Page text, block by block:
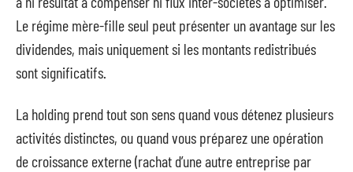
Le régime mère-fille seul peut présenter un avantage sur les
dividendes, mais uniquement si les montants redistribués
sont significatifs.
La holding prend tout son sens quand vous détenez plusieurs
activités distinctes, ou quand vous préparez une opération
de croissance externe (rachat d’une autre entreprise par